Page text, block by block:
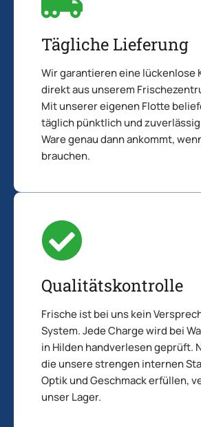
Tägliche Lieferung
Wir garantieren eine lückenlose
direkt aus unserem
Mit unserer eigenen Flotte
täglich pünktlich und
Ware genau dann ankommt,
brauchen.
Qualitätskontrolle
Frische ist bei uns kein
System. Jede Charge wird bei
in Hilden handverlesen geprüft.
die unsere strengen internen
Optik und Geschmack erfüllen,
unser Lager.